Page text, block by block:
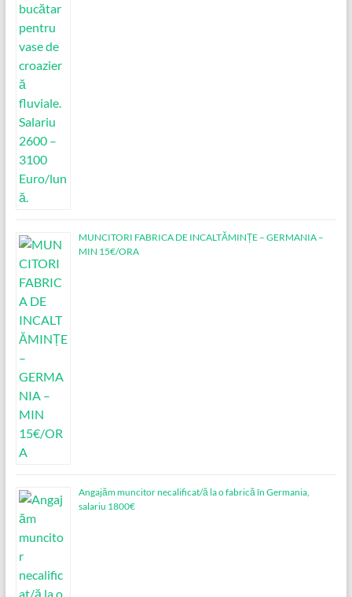
MUNCITORI FABRICA DE INCALTĂMINȚE – GERMANIA –
MIN 15€/ORA
Angajăm muncitor necalificat/ă la o fabrică în Germania,
salariu 1800€